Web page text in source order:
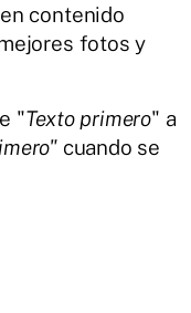
contenido
fotos y
"Texto primero" a
cuando se